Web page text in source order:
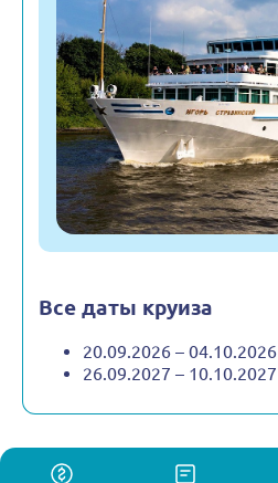
Все даты круиза
20.09.2026 – 04.10.2026
26.09.2027 – 10.10.2027